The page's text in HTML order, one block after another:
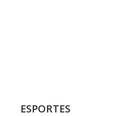
ESPORTES